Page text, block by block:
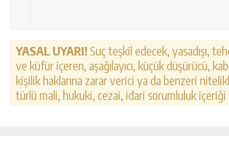
YASAL UYARI! Suç teşkil edecek, yasadışı,
ve küfür içeren, aşağılayıcı, küçük düşürücü,
kişilik haklarına zarar verici ya da benzeri
türlü mali, hukuki, cezai, idari sorumluluk